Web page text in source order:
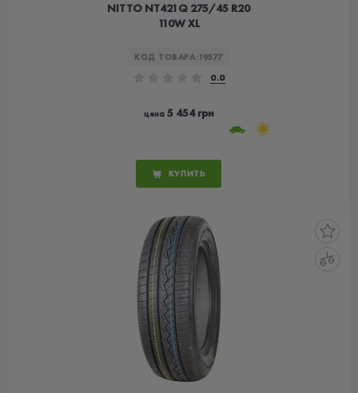
NITTO NT421Q 275/45 R20
110W XL
КОД ТОВАРА: 19577
0.0
цена5 454 грн
КУПИТЬ